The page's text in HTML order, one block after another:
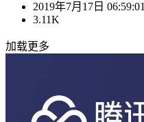
2019年7月17日 06:59:01
3.11K
加载更多